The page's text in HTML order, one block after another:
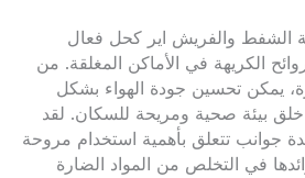
الشفط والفريش اير كحل فعال
الكريهة في الأماكن المغلقة. من
يمكن تحسين جودة الهواء بشكل
بيئة صحية ومريحة للسكان. لقد
جوانب تتعلق بأهمية استخدام مروحة
في التخلص من المواد الضارة